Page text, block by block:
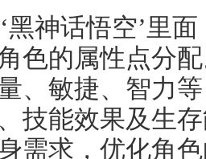
黑神话悟空’里
色的属性点分
、敏捷、智力
技能效果及生
需求，优化角